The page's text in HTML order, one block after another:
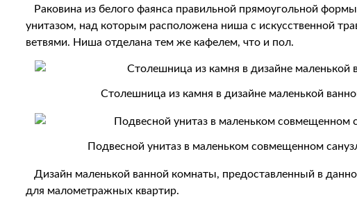
Раковина из белого фаянса правильной прямоугольной
унитазом, над которым расположена ниша с искусственной
ветвями. Ниша отделана тем же кафелем, что и пол.
Столешница из камня в дизайне маленькой
Подвесной унитаз в маленьком совмещенном
Дизайн маленькой ванной комнаты, предоставленный в
для малометражных квартир.